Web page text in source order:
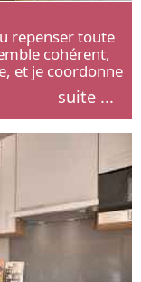
repenser toute
cohérent,
et je coordonne
suite ...